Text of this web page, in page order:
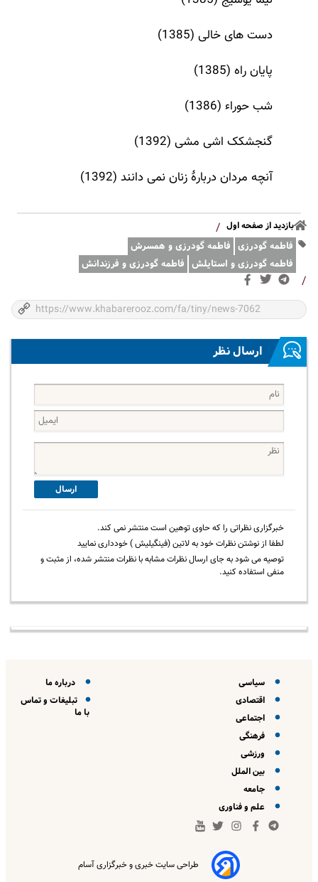
دست های خالی (1385)
پایان راه (1385)
شب حوراء (1386)
گنجشکک اشی مشی (1392)
آنچه مردان دربارهٔ زنان نمی دانند (1392)
بازدید از صفحه اول /
فاطمه گودرزی فاطمه گودرزی و همسرش
فاطمه گودرزی و استایلش فاطمه گودرزی و فرزندانش
/
ارسال نظر
ارسال
خبرگزاری نظراتی را که حاوی توهین است منتشر نمی کند.
لطفا از نوشتن نظرات خود به لاتین (فینگیلیش ) خودداری نمایید
توصیه می شود به جای ارسال نظرات مشابه با نظرات منتشر شده، از مثبت و
منفی استفاده کنید.
سیاسی
اقتصادی
اجتماعی
فرهنگی
ورزشی
بین الملل
جامعه
علم و فناوری
درباره ما
تبلیغات و تماس
با ما
طراحی سایت خبری و خبرگزاری آسام